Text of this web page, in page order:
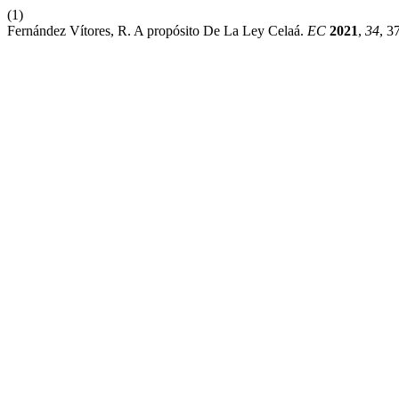
(1)
Fernández Vítores, R. A propósito De La Ley Celaá. EC 2021, 34,